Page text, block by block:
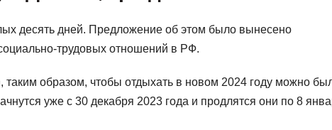
десять дней. Предложение об этом было вынесено
трудовых отношений в РФ.
образом, чтобы отдыхать в новом 2024 году можно
уже с 30 декабря 2023 года и продлятся они по 8